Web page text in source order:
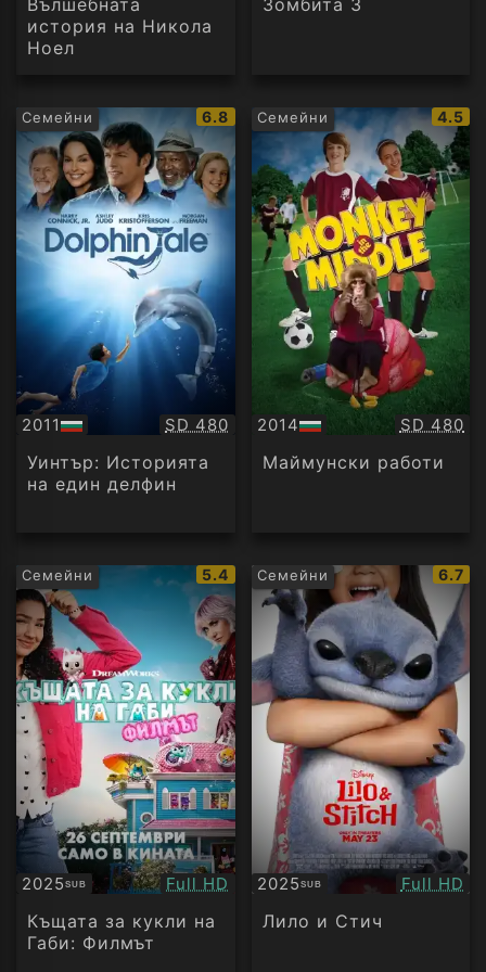
Вълшебната
история на Никола
Ноел
Зомбита 3
Семейни
IMDb
рейтинг:
6.8
2011
БГ
аудио
Качество:
SD 480
Уинтър: Историята
на един делфин
Семейни
IMDb
4.5
2014
БГ
аудио
SD 480
Маймунски работи
Семейни
IMDb
рейтинг:
5.4
2025SUB
Субтитри Качество:
Full HD
Къщата за кукли на
Габи: Филмът
Семейни
IMDb
6.7
2025SUB
Субтитри Full HD
Лило и Стич